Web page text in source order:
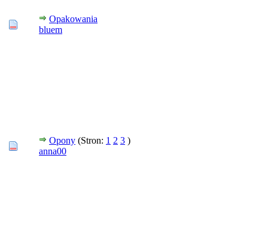
Opakowania
bluem
Opony (Stron: 1 2 3 )
anna00